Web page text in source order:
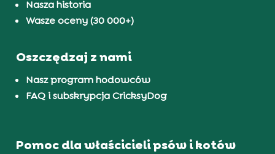
Nasza historia
Wasze oceny (30 000+)
Oszczędzaj z nami
Nasz program hodowców
FAQ i subskrypcja CricksyDog
Pomoc dla właścicieli psów i kotów